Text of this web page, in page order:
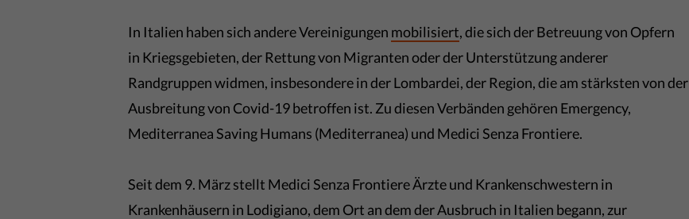
In Italien haben sich andere Vereinigungen mobilisiert, die sich der Betreuung von Opfern
in Kriegsgebieten, der Rettung von Migranten oder der Unterstützung anderer
Randgruppen widmen, insbesondere in der Lombardei, der Region, die am stärksten von der
Ausbreitung von Covid-19 betroffen ist. Zu diesen Verbänden gehören Emergency,
Mediterranea Saving Humans (Mediterranea) und Medici Senza Frontiere.
Seit dem 9. März stellt Medici Senza Frontiere Ärzte und Krankenschwestern in
Krankenhäusern in Lodigiano, dem Ort an dem der Ausbruch in Italien begann, zur